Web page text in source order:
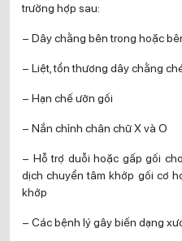
trường hợp sau:
– Dây chằng bên trong hoặc
– Liệt, tổn thương dây chằng
– Hạn chế ưỡn gối
– Nắn chỉnh chân chữ X và O
– Hỗ trợ duỗi hoặc gấp gối
dịch chuyển tâm khớp gối cơ
khớp
– Các bệnh lý gây biến dạng